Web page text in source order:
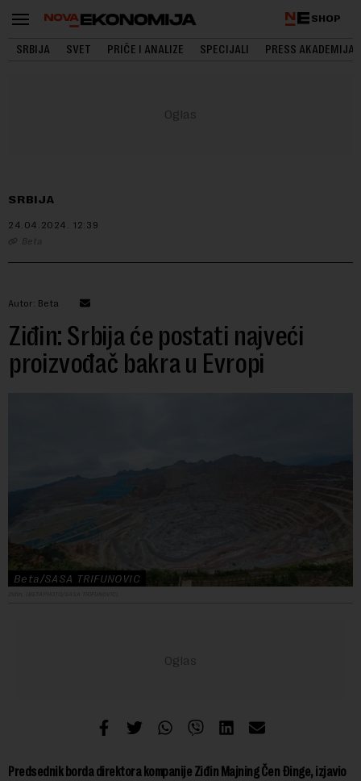
SHOP
SRBIJA SVET PRIČE I ANALIZE SPECIJALI PRESS AKADEMIJA
SRBIJA
24.04.2024. 12:39
Beta
Autor: Beta
Ziđin: Srbija će postati najveći
proizvođač bakra u Evropi
Beta/SASA TRIFUNOVIC
Predsednik borda direktora kompanije Ziđin Majning Čen Đinge, izjavio